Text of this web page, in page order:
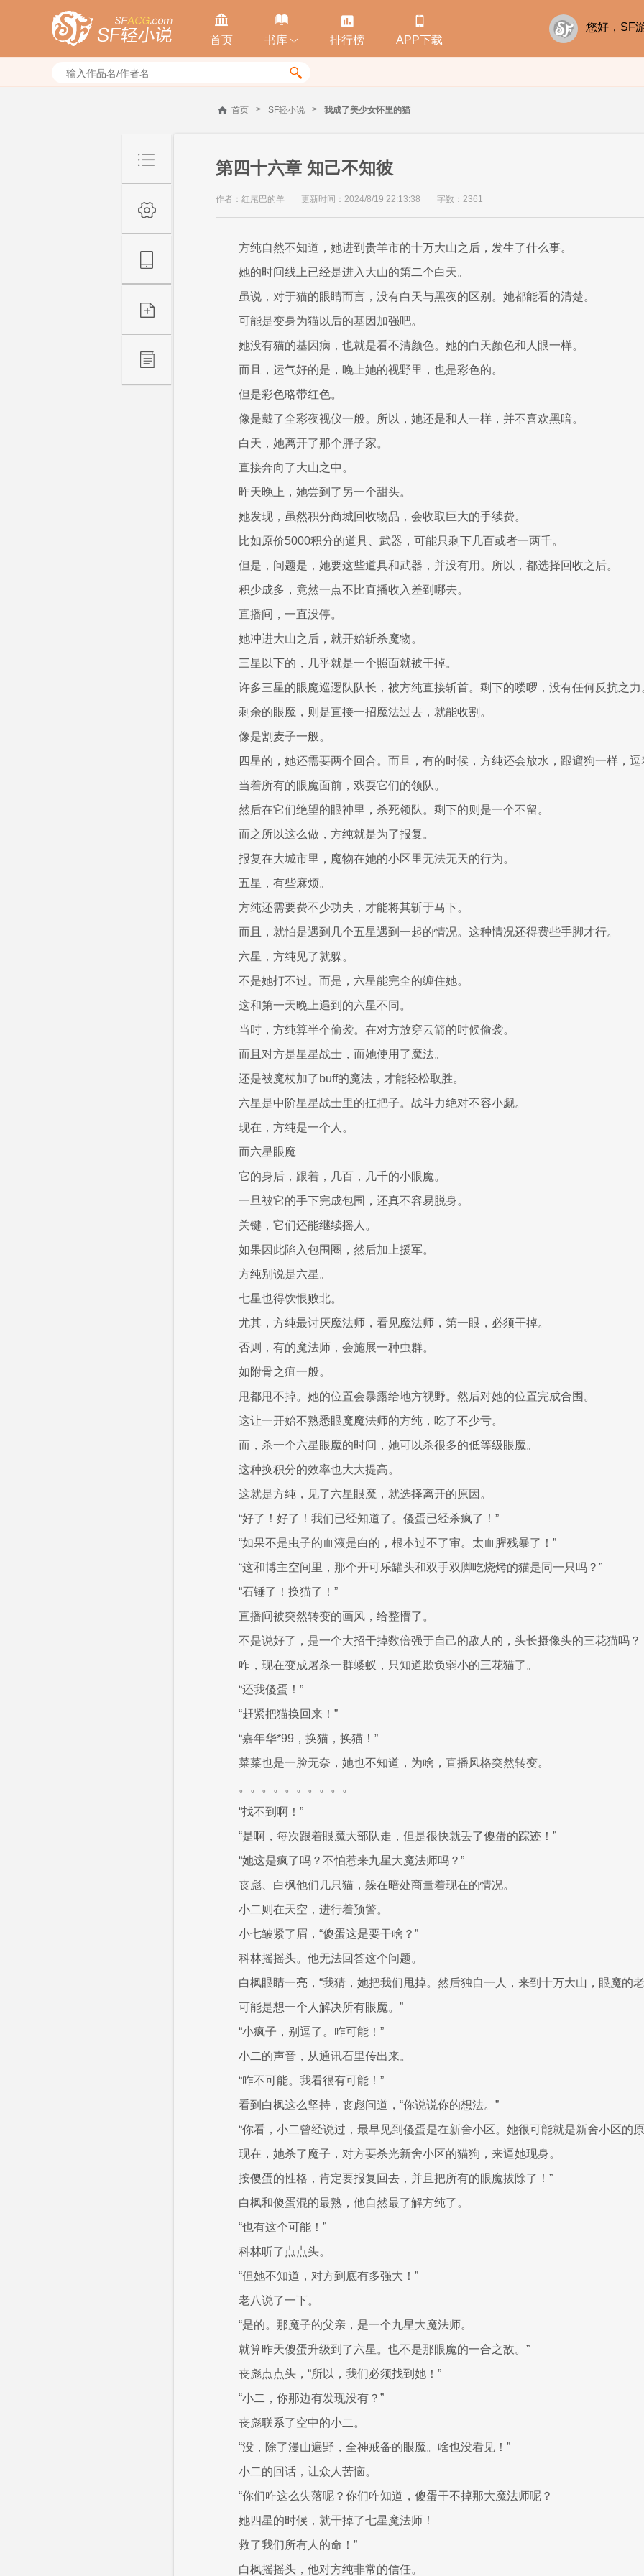

首页

书库 

排行榜

APP下载
您好，SF

首页 > SF轻小说 > 我成了美少女怀里的猫
第四十六章 知己不知彼
作者：红尾巴的羊 更新时间：2024/8/19 22:13:38 字数：2361
方纯自然不知道，她进到贵羊市的十万大山之后，发生了什么事。
她的时间线上已经是进入大山的第二个白天。
虽说，对于猫的眼睛而言，没有白天与黑夜的区别。她都能看的清楚。
可能是变身为猫以后的基因加强吧。
她没有猫的基因病，也就是看不清颜色。她的白天颜色和人眼一样。
而且，运气好的是，晚上她的视野里，也是彩色的。
但是彩色略带红色。
像是戴了全彩夜视仪一般。所以，她还是和人一样，并不喜欢黑暗。
白天，她离开了那个胖子家。
直接奔向了大山之中。
昨天晚上，她尝到了另一个甜头。
她发现，虽然积分商城回收物品，会收取巨大的手续费。
比如原价5000积分的道具、武器，可能只剩下几百或者一两千。
但是，问题是，她要这些道具和武器，并没有用。所以，都选择回收之后。
积少成多，竟然一点不比直播收入差到哪去。
直播间，一直没停。
她冲进大山之后，就开始斩杀魔物。
三星以下的，几乎就是一个照面就被干掉。
许多三星的眼魔巡逻队队长，被方纯直接斩首。剩下的喽啰，没有任何反抗之力
剩余的眼魔，则是直接一招魔法过去，就能收割。
像是割麦子一般。
四星的，她还需要两个回合。而且，有的时候，方纯还会放水，跟遛狗一样，逗
当着所有的眼魔面前，戏耍它们的领队。
然后在它们绝望的眼神里，杀死领队。剩下的则是一个不留。
而之所以这么做，方纯就是为了报复。
报复在大城市里，魔物在她的小区里无法无天的行为。
五星，有些麻烦。
方纯还需要费不少功夫，才能将其斩于马下。
而且，就怕是遇到几个五星遇到一起的情况。这种情况还得费些手脚才行。
六星，方纯见了就躲。
不是她打不过。而是，六星能完全的缠住她。
这和第一天晚上遇到的六星不同。
当时，方纯算半个偷袭。在对方放穿云箭的时候偷袭。
而且对方是星星战士，而她使用了魔法。
还是被魔杖加了buff的魔法，才能轻松取胜。
六星是中阶星星战士里的扛把子。战斗力绝对不容小觑。
现在，方纯是一个人。
而六星眼魔
它的身后，跟着，几百，几千的小眼魔。
一旦被它的手下完成包围，还真不容易脱身。
关键，它们还能继续摇人。
如果因此陷入包围圈，然后加上援军。
方纯别说是六星。
七星也得饮恨败北。
尤其，方纯最讨厌魔法师，看见魔法师，第一眼，必须干掉。
否则，有的魔法师，会施展一种虫群。
如附骨之疽一般。
甩都甩不掉。她的位置会暴露给地方视野。然后对她的位置完成合围。
这让一开始不熟悉眼魔魔法师的方纯，吃了不少亏。
而，杀一个六星眼魔的时间，她可以杀很多的低等级眼魔。
这种换积分的效率也大大提高。
这就是方纯，见了六星眼魔，就选择离开的原因。
“好了！好了！我们已经知道了。傻蛋已经杀疯了！”
“如果不是虫子的血液是白的，根本过不了审。太血腥残暴了！”
“这和博主空间里，那个开可乐罐头和双手双脚吃烧烤的猫是同一只吗？”
“石锤了！换猫了！”
直播间被突然转变的画风，给整懵了。
不是说好了，是一个大招干掉数倍强于自己的敌人的，头长摄像头的三花猫吗？
咋，现在变成屠杀一群蝼蚁，只知道欺负弱小的三花猫了。
“还我傻蛋！”
“赶紧把猫换回来！”
“嘉年华*99，换猫，换猫！”
菜菜也是一脸无奈，她也不知道，为啥，直播风格突然转变。
。。。。。。。。。。
“找不到啊！”
“是啊，每次跟着眼魔大部队走，但是很快就丢了傻蛋的踪迹！”
“她这是疯了吗？不怕惹来九星大魔法师吗？”
丧彪、白枫他们几只猫，躲在暗处商量着现在的情况。
小二则在天空，进行着预警。
小七皱紧了眉，“傻蛋这是要干啥？”
科林摇摇头。他无法回答这个问题。
白枫眼睛一亮，“我猜，她把我们甩掉。然后独自一人，来到十万大山，眼魔的老
可能是想一个人解决所有眼魔。”
“小疯子，别逗了。咋可能！”
小二的声音，从通讯石里传出来。
“咋不可能。我看很有可能！”
看到白枫这么坚持，丧彪问道，“你说说你的想法。”
“你看，小二曾经说过，最早见到傻蛋是在新舍小区。她很可能就是新舍小区的原
现在，她杀了魔子，对方要杀光新舍小区的猫狗，来逼她现身。
按傻蛋的性格，肯定要报复回去，并且把所有的眼魔拔除了！”
白枫和傻蛋混的最熟，他自然最了解方纯了。
“也有这个可能！”
科林听了点点头。
“但她不知道，对方到底有多强大！”
老八说了一下。
“是的。那魔子的父亲，是一个九星大魔法师。
就算昨天傻蛋升级到了六星。也不是那眼魔的一合之敌。”
丧彪点点头，“所以，我们必须找到她！”
“小二，你那边有发现没有？”
丧彪联系了空中的小二。
“没，除了漫山遍野，全神戒备的眼魔。啥也没看见！”
小二的回话，让众人苦恼。
“你们咋这么失落呢？你们咋知道，傻蛋干不掉那大魔法师呢？
她四星的时候，就干掉了七星魔法师！
救了我们所有人的命！”
白枫摇摇头，他对方纯非常的信任。